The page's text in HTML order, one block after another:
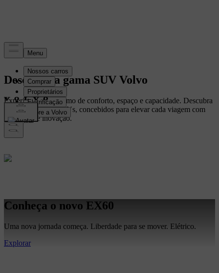
Descubra a gama SUV Volvo
Experimente o máximo de conforto, espaço e capacidade. Descubra
a nossa gama de SUVs, concebidos para elevar cada viagem com
segurança e inovação.
Conheça o novo EX60
Uma nova jornada começa. Liberdade para se mover. Elétrico.
Explorar